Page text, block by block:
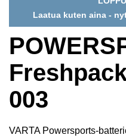
Laatua kuten aina -
003
VARTA Powersports-